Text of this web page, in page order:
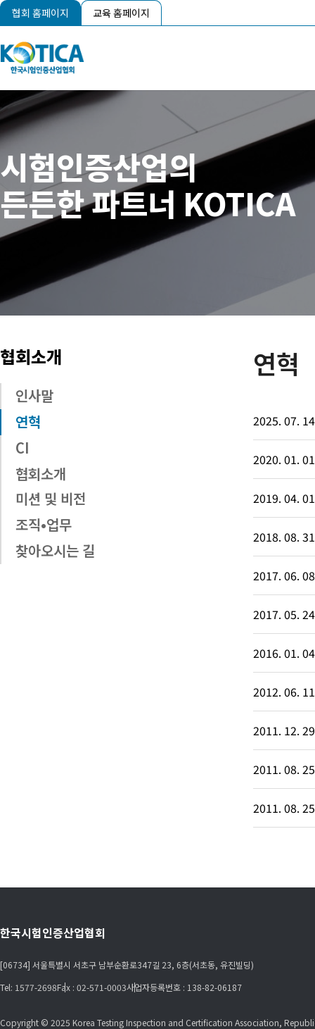
협회 홈페이지 교육 홈페이지
시험인증산업의
든든한 파트너 KOTICA
협회소개
인사말
연혁
CI
협회소개
미션 및 비전
조직•업무
찾아오시는 길
연혁
2025. 07. 14
2020. 01. 01
2019. 04. 01
2018. 08. 31
2017. 06. 08
2017. 05. 24
2016. 01. 04
2012. 06. 11
2011. 12. 29
2011. 08. 25
2011. 08. 25
한국시험인증산업협회
[06734] 서울특별시 서초구 남부순환로347길 23, 6층(서초동, 유진빌딩)
Tel: 1577-2698Fax : 02-571-0003사업자등록번호 : 138-82-06187
Copyright © 2025 Korea Testing Inspection and Certification Association,